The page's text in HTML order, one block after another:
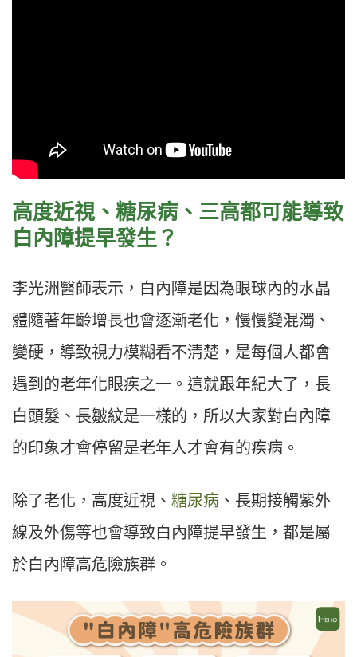
高度近視、糖尿病、三高都可能導致
白內障提早發生？
李光洲醫師表示，白內障是因為眼球內的水晶
體隨著年齡增長也會逐漸老化，慢慢變混濁、
變硬，導致視力模糊看不清楚，是每個人都會
遇到的老年化眼疾之一。這就跟年紀大了，長
白頭髮、長皺紋是一樣的，所以大家對白內障
的印象才會停留是老年人才會有的疾病。
除了老化，高度近視、 糖尿病 、長期接觸紫外
線及外傷等也會導致白內障提早發生，都是屬
於白內障高危險族群。